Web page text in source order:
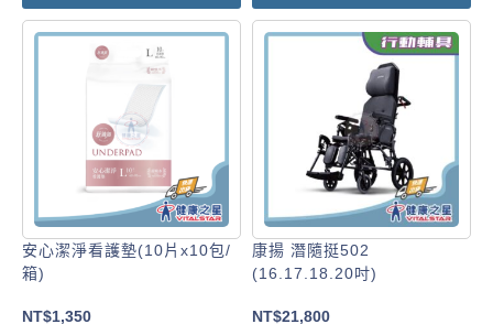
安心潔淨看護墊(10片x10包/
箱)
NT$1,350
康揚 潛隨挺502
(16.17.18.20吋)
NT$21,800